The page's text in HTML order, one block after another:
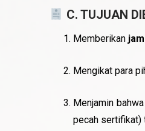
C. TUJUAN
Memberikan
Mengikat para
Menjamin
pecah sertifikat)